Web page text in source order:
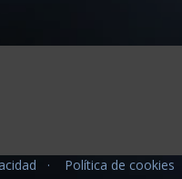
· Política de cookies